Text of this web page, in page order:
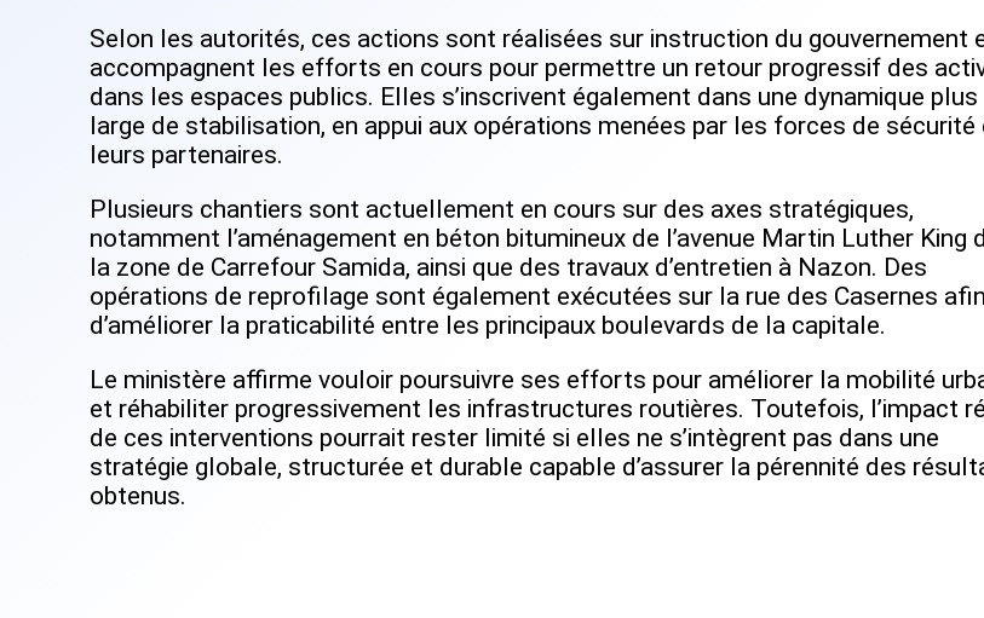
Selon les autorités, ces actions sont réalisées sur instruction du gouvernement
accompagnent les efforts en cours pour permettre un retour progressif des
dans les espaces publics. Elles s’inscrivent également dans une dynamique plus
large de stabilisation, en appui aux opérations menées par les forces de sécurité
leurs partenaires.
Plusieurs chantiers sont actuellement en cours sur des axes stratégiques,
notamment l’aménagement en béton bitumineux de l’avenue Martin Luther King
la zone de Carrefour Samida, ainsi que des travaux d’entretien à Nazon. Des
opérations de reprofilage sont également exécutées sur la rue des Casernes afin
d’améliorer la praticabilité entre les principaux boulevards de la capitale.
Le ministère affirme vouloir poursuivre ses efforts pour améliorer la mobilité
et réhabiliter progressivement les infrastructures routières. Toutefois, l’impact
de ces interventions pourrait rester limité si elles ne s’intègrent pas dans une
stratégie globale, structurée et durable capable d’assurer la pérennité des
obtenus.